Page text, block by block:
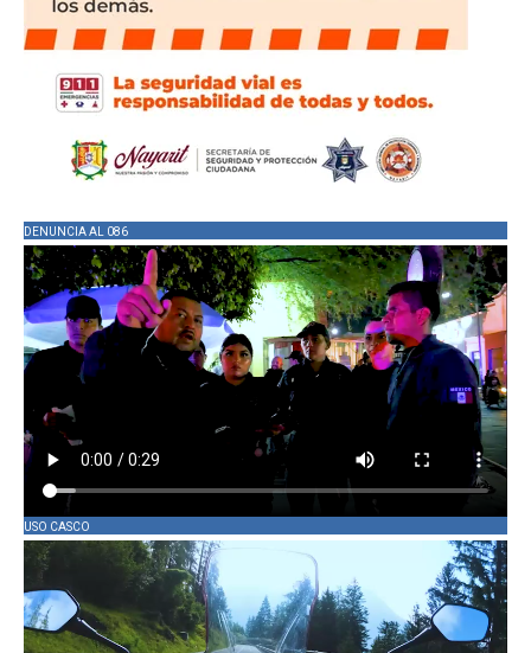
DENUNCIA AL 086
USO CASCO